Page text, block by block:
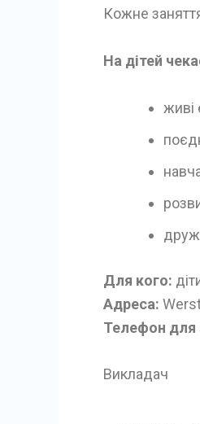
Кожне
На дітей
живі
Для кого:
Адреса:
Телефон для
Викладач